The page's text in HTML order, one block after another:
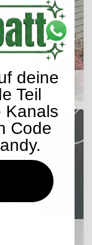
deine
Teil
Kanals
Code